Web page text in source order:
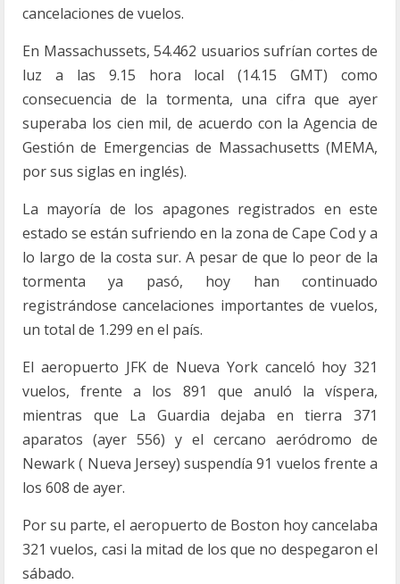
cancelaciones de vuelos.
En Massachussets, 54.462 usuarios sufrían cortes de
luz a las 9.15 hora local (14.15 GMT) como
consecuencia de la tormenta, una cifra que ayer
superaba los cien mil, de acuerdo con la Agencia de
Gestión de Emergencias de Massachusetts (MEMA,
por sus siglas en inglés).
La mayoría de los apagones registrados en este
estado se están sufriendo en la zona de Cape Cod y a
lo largo de la costa sur. A pesar de que lo peor de la
tormenta ya pasó, hoy han continuado
registrándose cancelaciones importantes de vuelos,
un total de 1.299 en el país.
El aeropuerto JFK de Nueva York canceló hoy 321
vuelos, frente a los 891 que anuló la víspera,
mientras que La Guardia dejaba en tierra 371
aparatos (ayer 556) y el cercano aeródromo de
Newark ( Nueva Jersey) suspendía 91 vuelos frente a
los 608 de ayer.
Por su parte, el aeropuerto de Boston hoy cancelaba
321 vuelos, casi la mitad de los que no despegaron el
sábado.